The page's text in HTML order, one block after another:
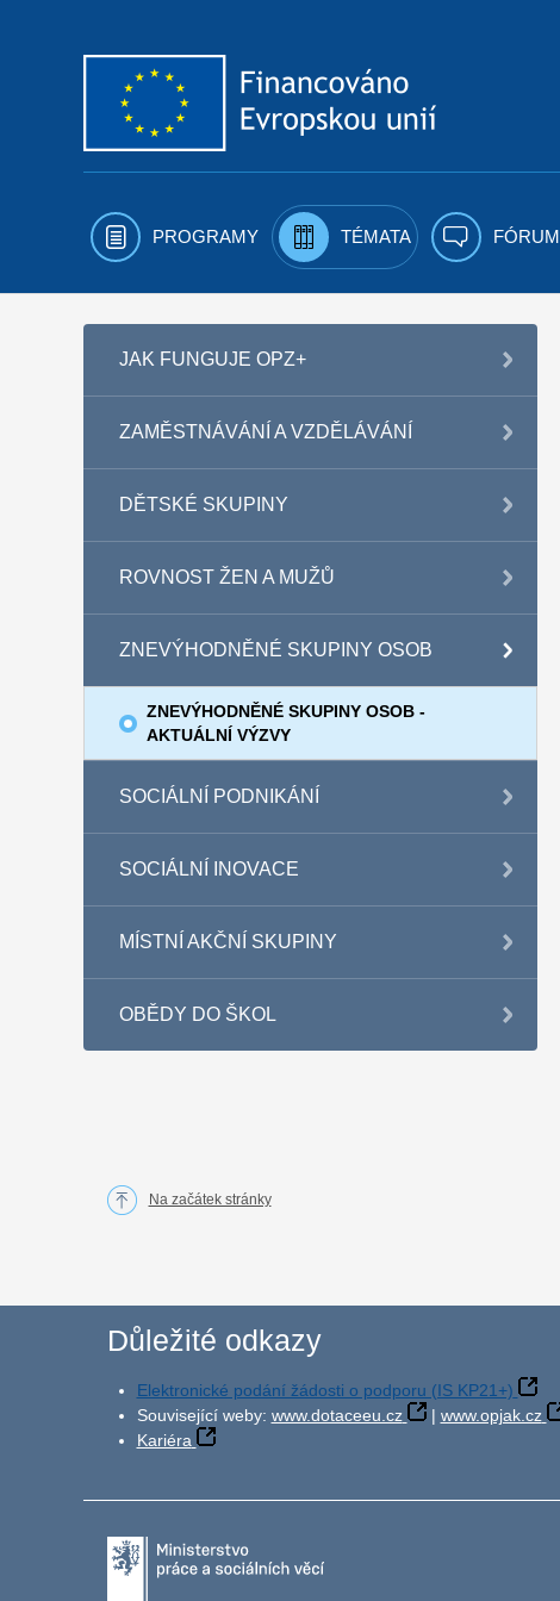
PROGRAMY TÉMATA FÓRUM
JAK FUNGUJE OPZ+
ZAMĚSTNÁVÁNÍ A VZDĚLÁVÁNÍ
DĚTSKÉ SKUPINY
ROVNOST ŽEN A MUŽŮ
ZNEVÝHODNĚNÉ SKUPINY OSOB
ZNEVÝHODNĚNÉ SKUPINY OSOB -
AKTUÁLNÍ VÝZVY
SOCIÁLNÍ PODNIKÁNÍ
SOCIÁLNÍ INOVACE
MÍSTNÍ AKČNÍ SKUPINY
OBĚDY DO ŠKOL
Na začátek stránky
Důležité odkazy
Elektronické podání žádosti o podporu (IS KP21+)
Související weby: www.dotaceeu.cz | www.opjak.cz
Kariéra